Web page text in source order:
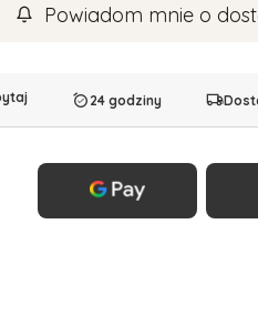
Powiadom mnie o
24 godziny